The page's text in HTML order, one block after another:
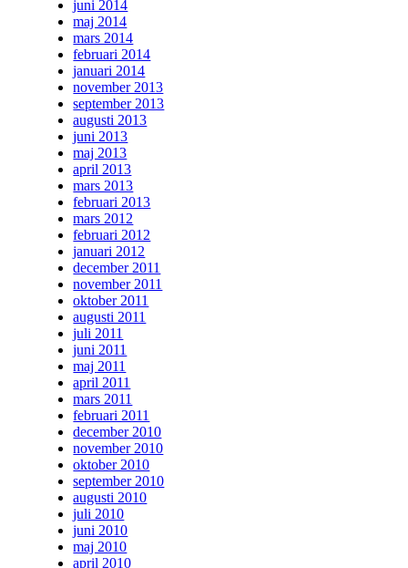
juni 2014
maj 2014
mars 2014
februari 2014
januari 2014
november 2013
september 2013
augusti 2013
juni 2013
maj 2013
april 2013
mars 2013
februari 2013
mars 2012
februari 2012
januari 2012
december 2011
november 2011
oktober 2011
augusti 2011
juli 2011
juni 2011
maj 2011
april 2011
mars 2011
februari 2011
december 2010
november 2010
oktober 2010
september 2010
augusti 2010
juli 2010
juni 2010
maj 2010
april 2010